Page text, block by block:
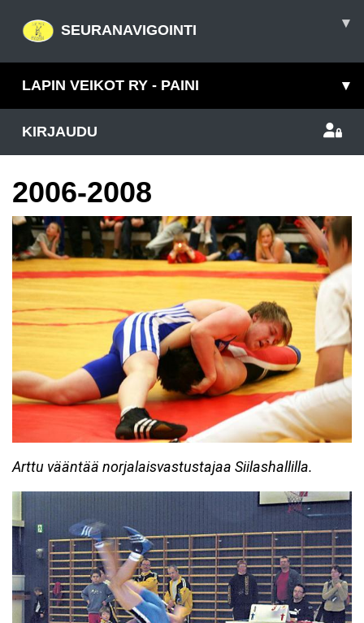
SEURANAVIGOINTI ▾
LAPIN VEIKOT RY - PAINI ▾
KIRJAUDU
2006-2008
Arttu vääntää norjalaisvastustajaa Siilashallilla.